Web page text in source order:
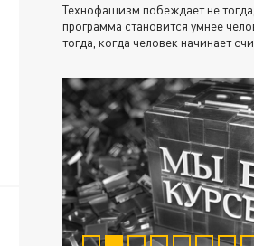
Технофашизм побеждает не
программа становится умнее
тогда, когда человек начинает